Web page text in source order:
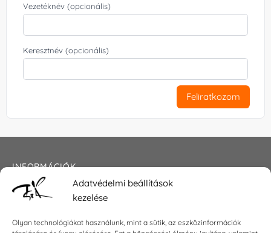
Adatvédelmi beállítások
kezelése
Olyan technológiákat használunk, mint a sütik, az eszközinformációk
Vezetéknév (opcionális)
Keresztnév (opcionális)
Feliratkozom
INFORMÁCIÓK
Általános szerződési feltételek
Impresszum